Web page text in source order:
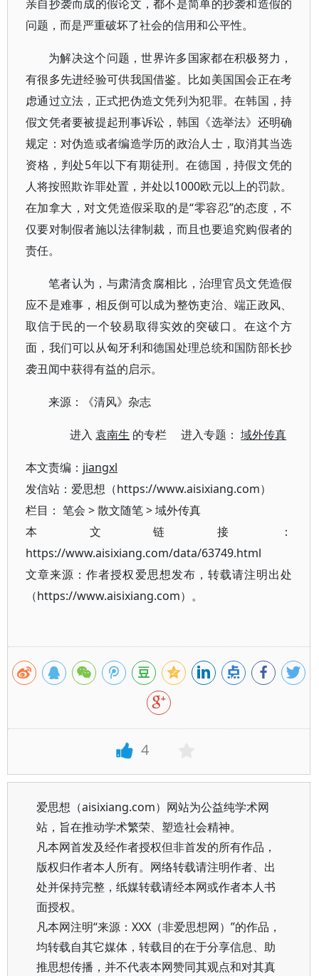
亲自抄袭而成的假论文，都不是简单的抄袭和造假的
问题，而是严重破坏了社会的信用和公平性。
为解决这个问题，世界许多国家都在积极努力，
有很多先进经验可供我国借鉴。比如美国国会正在考
虑通过立法，正式把伪造文凭列为犯罪。在韩国，持
假文凭者要被提起刑事诉讼，韩国《选举法》还明确
规定：对伪造或者编造学历的政治人士，取消其当选
资格，判处5年以下有期徒刑。在德国，持假文凭的
人将按照欺诈罪处置，并处以1000欧元以上的罚款。
在加拿大，对文凭造假采取的是“零容忍”的态度，不
仅要对制假者施以法律制裁，而且也要追究购假者的
责任。
笔者认为，与肃清贪腐相比，治理官员文凭造假
应不是难事，相反倒可以成为整饬吏治、端正政风、
取信于民的一个较易取得实效的突破口。在这个方
面，我们可以从匈牙利和德国处理总统和国防部长抄
袭丑闻中获得有益的启示。
来源：《清风》杂志
进入袁南生 的专栏 进入专题：域外传真
本文责编： jiangxl
发信站：爱思想（https://www.aisixiang.com）
栏目： 笔会 >散文随笔>域外传真
本文链接：
https://www.aisixiang.com/data/63749.html
文章来源：作者授权爱思想发布，转载请注明出处
（https://www.aisixiang.com）。
4
爱思想（aisixiang.com）网站为公益纯学术网
站，旨在推动学术繁荣、塑造社会精神。
凡本网首发及经作者授权但非首发的所有作品，
版权归作者本人所有。网络转载请注明作者、出
处并保持完整，纸媒转载请经本网或作者本人书
面授权。
凡本网注明“来源：XXX（非爱思想网）”的作品，
均转载自其它媒体，转载目的在于分享信息、助
推思想传播，并不代表本网赞同其观点和对其真